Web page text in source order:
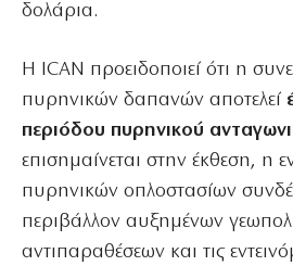
δολάρια.
Η ICAN προειδοποιεί ότι η
πυρηνικών δαπανών αποτελεί
περιόδου πυρηνικού
επισημαίνεται στην έκθεση, η
πυρηνικών οπλοστασίων
περιβάλλον αυξημένων
αντιπαραθέσεων και τις